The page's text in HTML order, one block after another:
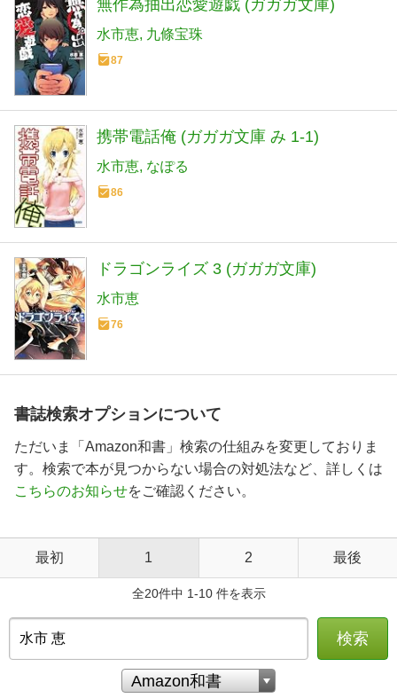
無作為抽出恋愛遊戯 (ガガガ文庫)
水市恵 九條宝珠
87
携帯電話俺 (ガガガ文庫 み 1-1)
水市恵 なぽる
86
ドラゴンライズ 3 (ガガガ文庫)
水市恵
76
書誌検索オプションについて
ただいま「Amazon和書」検索の仕組みを変更しておりま
す。検索で本が見つからない場合の対処法など、詳しくは
こちらのお知らせをご確認ください。
最初 1 2 最後
全20件中 1-10 件を表示
検索